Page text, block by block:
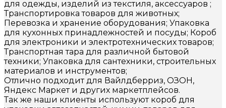
для одежды, изделий из текстиля, аксессуаров ;
Транспортировка товаров для животных;
Перевозка и хранение оборудования; Упаковка
для кухонных принадлежностей и посуды; Короб
для электроники и электротехнических товаров;
Транспортная тара для различной бытовой
техники; Упаковка для сантехники, строительных
материалов и инструментов;
Отлично подходит для Вайлдберриз, ОЗОН,
Яндекс Маркет и других маркетплейсов.
Так же наши клиенты используют короб для